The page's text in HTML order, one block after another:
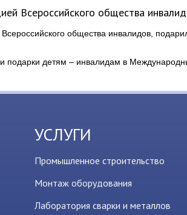
Всероссийского общества
подарки детям – инвалидам в
УСЛУГИ
Промышленное строительство
Монтаж оборудования
Лаборатория сварки и металлов